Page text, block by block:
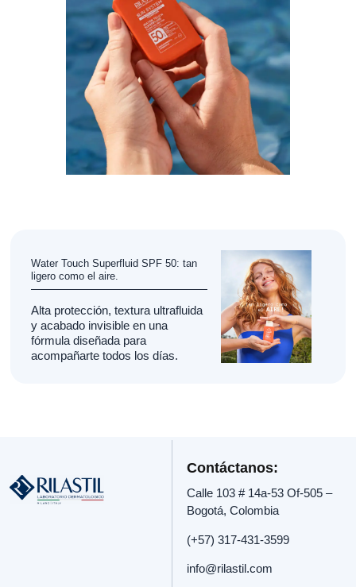
Water Touch Superfluid SPF 50: tan
ligero como el aire.
Alta protección, textura ultrafluida
y acabado invisible en una
fórmula diseñada para
acompañarte todos los días.
Contáctanos:
Calle 103 # 14a-53 Of-505 –
Bogotá, Colombia
(+57) 317-431-3599
info@rilastil.com